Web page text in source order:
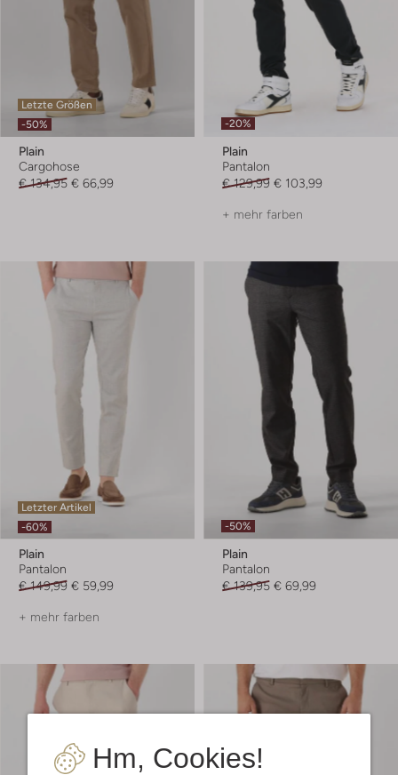
Hm, Cookies!
Letzte Größen
-50%
Plain
Cargohose
€ 134,95 € 66,99
-20%
Plain
Pantalon
€ 129,99 € 103,99
+ mehr farben
Letzter Artikel
-60%
Plain
Pantalon
€ 149,99 € 59,99
+ mehr farben
-50%
Plain
Pantalon
€ 139,95 € 69,99